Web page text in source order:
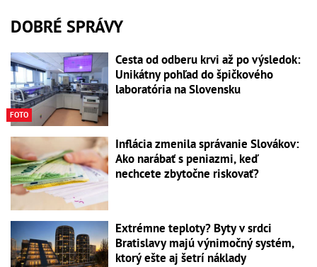
DOBRÉ SPRÁVY
FOTO
Cesta od odberu krvi až po výsledok:
Unikátny pohľad do špičkového
laboratória na Slovensku
Inflácia zmenila správanie Slovákov:
Ako narábať s peniazmi, keď
nechcete zbytočne riskovať?
Extrémne teploty? Byty v srdci
Bratislavy majú výnimočný systém,
ktorý ešte aj šetrí náklady